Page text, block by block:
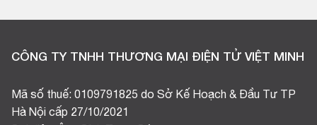
CÔNG TY TNHH THƯƠNG MẠI ĐIỆN TỬ VIỆT MINH
Mã số thuế: 0109791825 do Sở Kế Hoạch & Đầu Tư TP
Hà Nội cấp 27/10/2021